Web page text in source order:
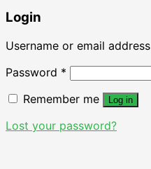
Login
Username or email address
Password *
Remember me
Log in
Lost your password?